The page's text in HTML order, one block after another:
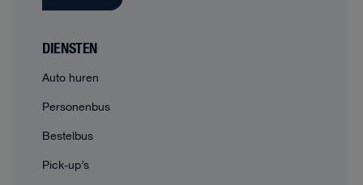
DIENSTEN
Auto huren
Personenbus
Bestelbus
Pick-up’s